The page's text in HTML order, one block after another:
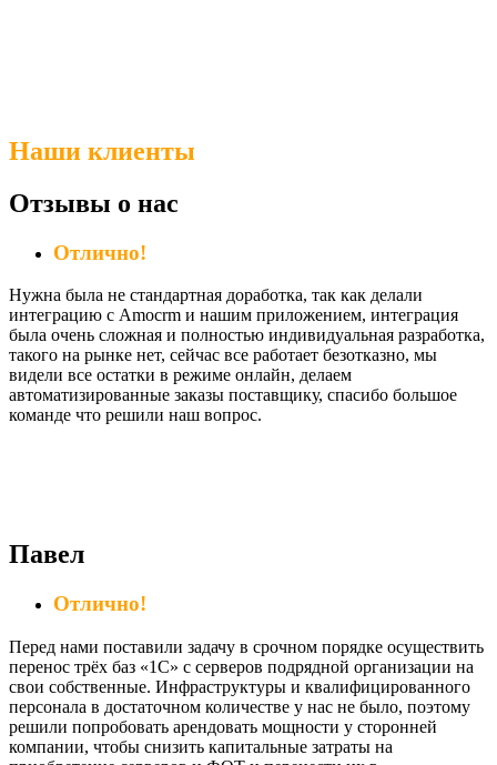
Наши клиенты
Отзывы о нас
Отлично!
Нужна была не стандартная доработка, так как делали
интеграцию с Amocrm и нашим приложением, интеграция
была очень сложная и полностью индивидуальная разработка,
такого на рынке нет, сейчас все работает безотказно, мы
видели все остатки в режиме онлайн, делаем
автоматизированные заказы поставщику, спасибо большое
команде что решили наш вопрос.
Павел
Отлично!
Перед нами поставили задачу в срочном порядке осуществить
перенос трёх баз «1С» с серверов подрядной организации на
свои собственные. Инфраструктуры и квалифицированного
персонала в достаточном количестве у нас не было, поэтому
решили попробовать арендовать мощности у сторонней
компании, чтобы снизить капитальные затраты на